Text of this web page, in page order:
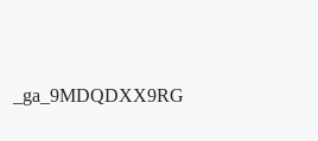
_ga_9MDQDXX9RG